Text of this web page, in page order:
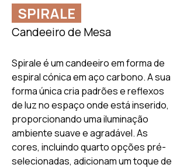
SPIRALE
Candeeiro de Mesa
Spirale é um candeeiro em forma de
espiral cónica em aço carbono. A sua
forma única cria padrões e reflexos
de luz no espaço onde está inserido,
proporcionando uma iluminação
ambiente suave e agradável. As
cores, incluindo quarto opções pré-
selecionadas, adicionam um toque de